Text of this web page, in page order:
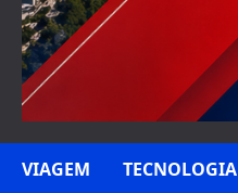
VIAGEM TECNOLOGIA